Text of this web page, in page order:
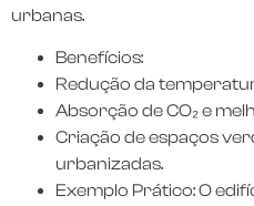
urbanas.
Benefícios:
Redução da
Absorção de CO₂ e
Criação de espaços
urbanizadas.
Exemplo Prático: O